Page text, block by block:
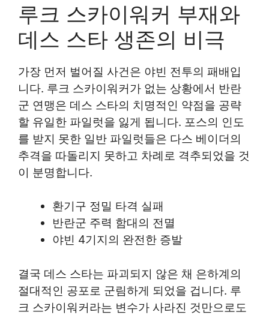
루크 스카이워커 부재와
데스 스타 생존의 비극
가장 먼저 벌어질 사건은 야빈 전투의 패배입
니다. 루크 스카이워커가 없는 상황에서 반란
군 연맹은 데스 스타의 치명적인 약점을 공략
할 유일한 파일럿을 잃게 됩니다. 포스의 인도
를 받지 못한 일반 파일럿들은 다스 베이더의
추격을 따돌리지 못하고 차례로 격추되었을 것
이 분명합니다.
환기구 정밀 타격 실패
반란군 주력 함대의 전멸
야빈 4기지의 완전한 증발
결국 데스 스타는 파괴되지 않은 채 은하계의
절대적인 공포로 군림하게 되었을 겁니다. 루
크 스카이워커라는 변수가 사라진 것만으로도